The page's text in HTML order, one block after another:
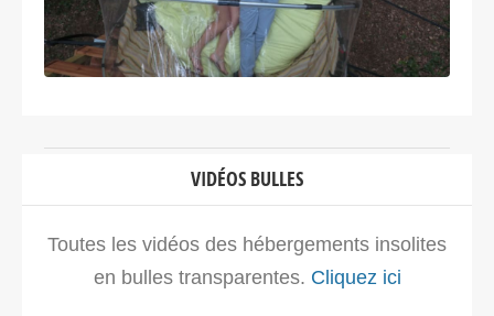
VIDÉOS BULLES
Toutes les vidéos des hébergements insolites
en bulles transparentes. Cliquez ici